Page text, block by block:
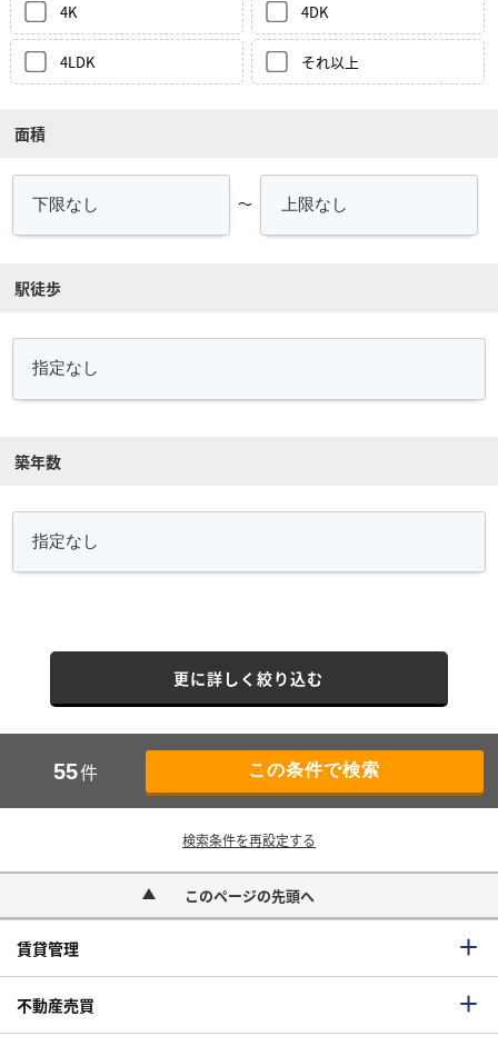
4K 4DK
4LDK それ以上
面積
～
駅徒歩
築年数
更に詳しく絞り込む
55件
検索条件を再設定する
このページの先頭へ
賃貸管理
不動産売買